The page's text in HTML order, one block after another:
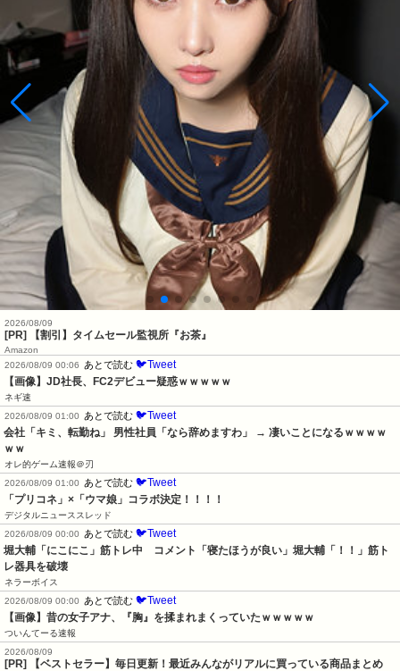
2026/08/09
[PR] 【割引】タイムセール監視所『お茶』
Amazon
2026/08/09 00:06
あとで読む 🐦Tweet
【画像】JD社長、FC2デビュー疑惑ｗｗｗｗｗ
ネギ速
2026/08/09 01:00
あとで読む 🐦Tweet
会社「キミ、転勤ね」 男性社員「なら辞めますわ」 → 凄いことになるｗｗｗｗ
ｗｗ
オレ的ゲーム速報＠刃
2026/08/09 01:00
あとで読む 🐦Tweet
「プリコネ」×「ウマ娘」コラボ決定！！！！
デジタルニューススレッド
2026/08/09 00:00
あとで読む 🐦Tweet
堀大輔「にこにこ」筋トレ中　コメント「寝たほうが良い」堀大輔「！！」筋ト
レ器具を破壊
ネラーボイス
2026/08/09 00:00
あとで読む 🐦Tweet
【画像】昔の女子アナ、『胸』を揉まれまくっていたｗｗｗｗｗ
ついんてーる速報
2026/08/09
[PR] 【ベストセラー】毎日更新！最近みんながリアルに買っている商品まとめ